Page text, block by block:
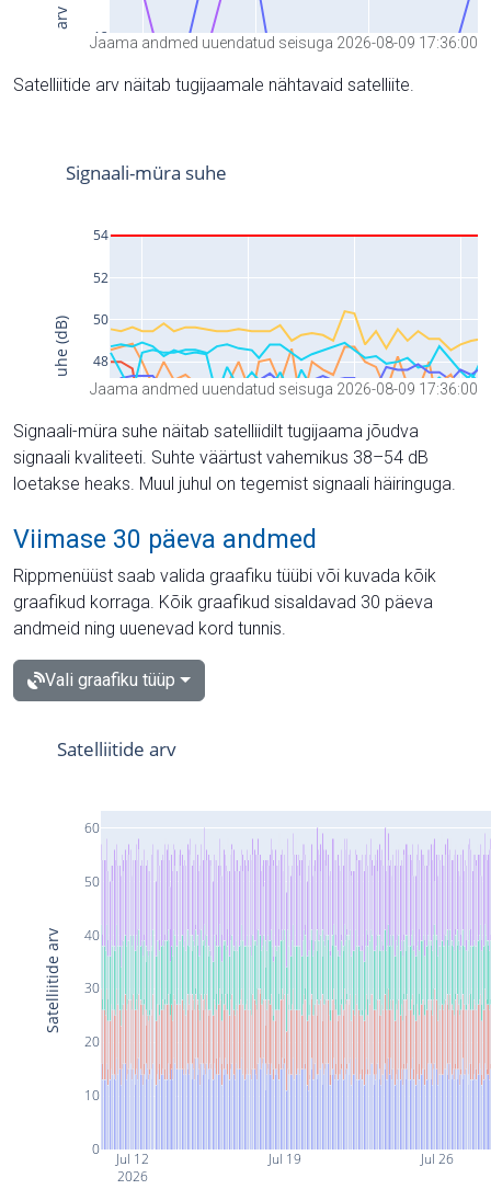
Jaama andmed uuendatud seisuga 2026-08-09 17:36:00
Satelliitide arv näitab tugijaamale nähtavaid satelliite.
Jaama andmed uuendatud seisuga 2026-08-09 17:36:00
Signaali-müra suhe näitab satelliidilt tugijaama jõudva
signaali kvaliteeti. Suhte väärtust vahemikus 38–54 dB
loetakse heaks. Muul juhul on tegemist signaali häiringuga.
Viimase 30 päeva andmed
Rippmenüüst saab valida graafiku tüübi või kuvada kõik
graafikud korraga. Kõik graafikud sisaldavad 30 päeva
andmeid ning uuenevad kord tunnis.
Vali graafiku tüüp
Jul 12
2026
Jul 19 Jul 26
0
10
20
30
40
50
60
Satelliitide arv
Satelliitide arv